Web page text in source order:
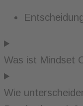
Was ist Mindset
Wie